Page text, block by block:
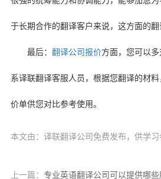
于长期合作的翻译客户来说，这方面的翻
最后： 翻译公司报价方面，您可以
系译联翻译客服人员，根据您翻译的材
价单供您对比参考使用。
本文由：译联翻译公司免费发布，供学习
上一篇： 专业英语翻译公司可以提供哪些